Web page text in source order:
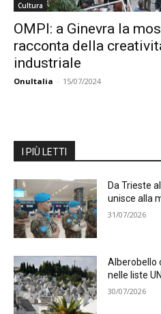
Cultura
OMPI: a Ginevra la
racconta della
industriale
OnuItalia - 15/07/2024
I PIÙ LETTI
Da Trieste
unisce alla
31/07/2026
Alberobello
nelle liste
30/07/2026